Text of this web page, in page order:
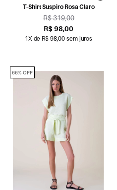
T-Shirt Suspiro Rosa Claro
R$ 319,00
R$ 98,00
1X de R$ 98,00 sem juros
66% OFF